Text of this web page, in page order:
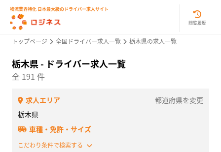
物流業界特化 日本最大級のドライバー求人サイト
閲覧履歴
トップページ 全国ドライバー求人一覧 栃木県の求人一覧
栃木県 - ドライバー求人一覧
全 191 件
求人エリア
都道府県を変更
栃木県
車種・免許・サイズ
こだわり条件で検索する